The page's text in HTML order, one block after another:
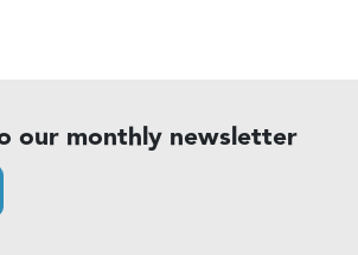
our monthly newsletter